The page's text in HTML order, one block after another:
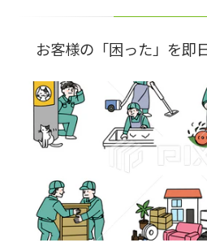
お客様の「困った」を即